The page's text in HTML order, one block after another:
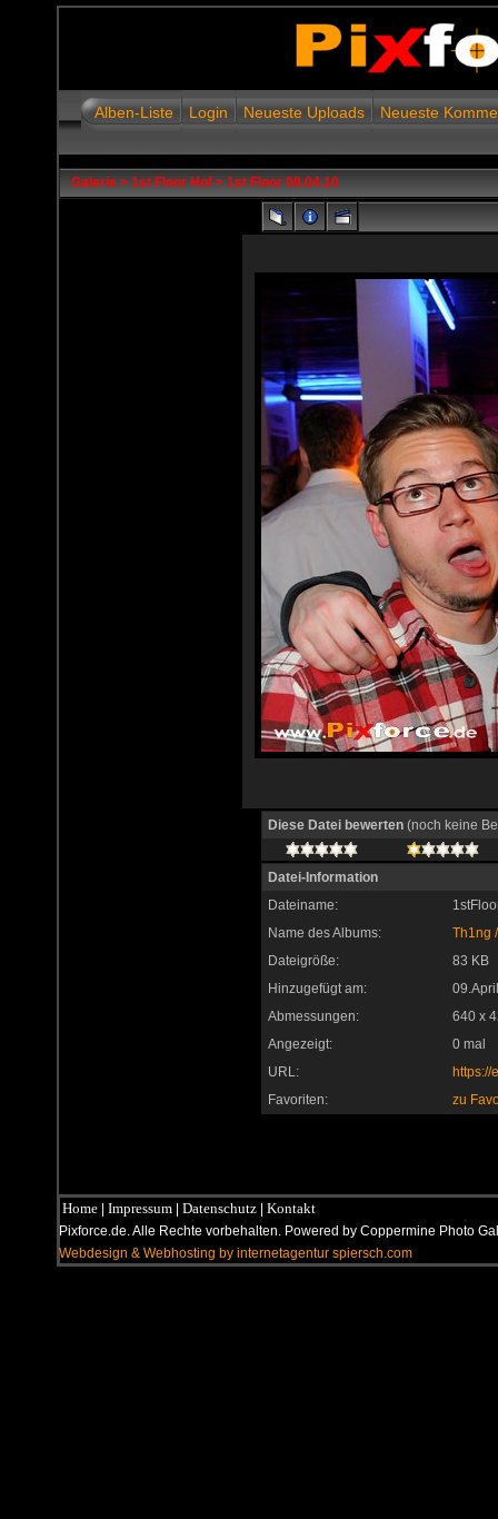
Alben-Liste Login Neueste Uploads Neueste
Galerie > 1st Floor Hof > 1st Floor 08.04.10
Diese Datei bewerten(noch keine
Datei-Information
Dateiname:
Name des Albums:
Th1ng
Dateigröße:
83 KB
Hinzugefügt am:
Abmessungen:
640 x
Angezeigt:
0 mal
URL:
Favoriten:
zu
Home | Impressum | Datenschutz | Kontakt
Pixforce.de. Alle Rechte vorbehalten. Powered by Coppermine Photo
Webdesign & Webhosting by internetagentur spiersch.com